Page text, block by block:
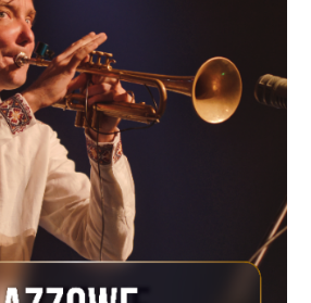
że na ulotce
z oficjalnej prezentacji Artura
na prezydenta Koszalina, w
wspomniany Artur Wezgraj,
film promujący
Koszalin z logo identycznym,
Komitet Wyborczy LK. –
budzą uzasadnione wątpliwości
kampanii wyborczych
wyborczej. – informuje
przewodniczący Rady